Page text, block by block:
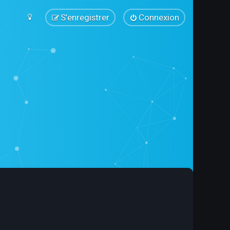
Connexion
S’enregistrer